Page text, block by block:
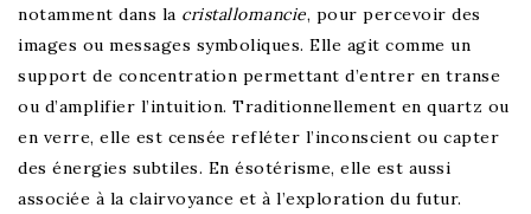
notamment dans la cristallomancie, pour percevoir des
images ou messages symboliques. Elle agit comme un
support de concentration permettant d’entrer en transe
ou d’amplifier l’intuition. Traditionnellement en quartz ou
en verre, elle est censée refléter l’inconscient ou capter
des énergies subtiles. En ésotérisme, elle est aussi
associée à la clairvoyance et à l’exploration du futur.